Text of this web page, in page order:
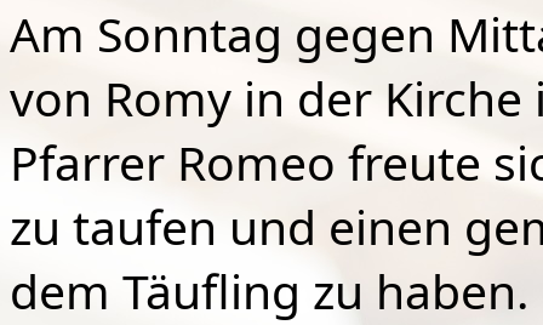
Am Sonntag gegen
von Romy in der Kirche
Pfarrer Romeo freute
zu taufen und einen
dem Täufling zu haben.